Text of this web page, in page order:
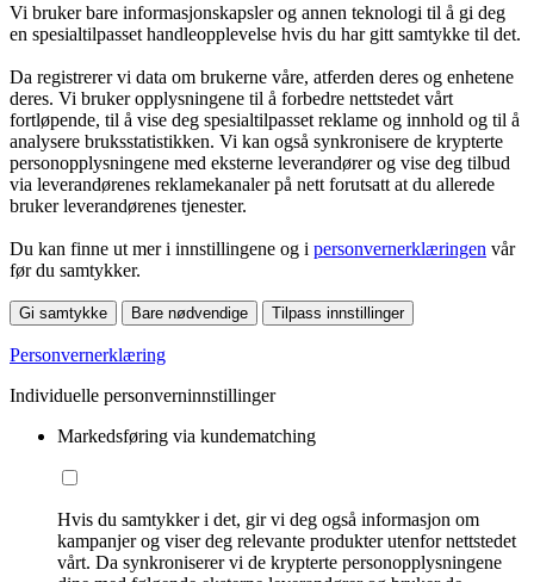
Vi bruker bare informasjonskapsler og annen teknologi til å gi deg
en spesialtilpasset handleopplevelse hvis du har gitt samtykke til det.
Da registrerer vi data om brukerne våre, atferden deres og enhetene
deres. Vi bruker opplysningene til å forbedre nettstedet vårt
fortløpende, til å vise deg spesialtilpasset reklame og innhold og til å
analysere bruksstatistikken. Vi kan også synkronisere de krypterte
personopplysningene med eksterne leverandører og vise deg tilbud
via leverandørenes reklamekanaler på nett forutsatt at du allerede
bruker leverandørenes tjenester.
Du kan finne ut mer i innstillingene og i personvernerklæringen vår
før du samtykker.
Gi samtykke Bare nødvendige Tilpass innstillinger
Personvernerklæring
Individuelle personverninnstillinger
Markedsføring via kundematching
Hvis du samtykker i det, gir vi deg også informasjon om
kampanjer og viser deg relevante produkter utenfor nettstedet
vårt. Da synkroniserer vi de krypterte personopplysningene